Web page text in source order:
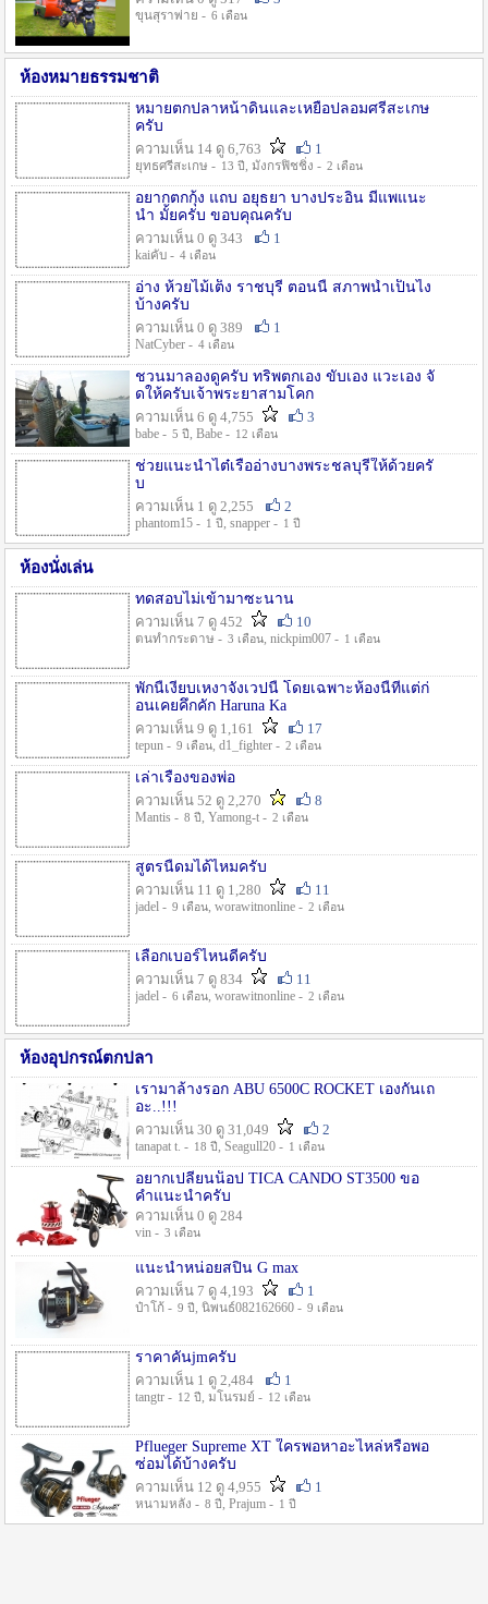
ขุนสุราพ่าย - 6 เดือน
ห้องหมายธรรมชาติ
หมายตกปลาหน้าดินและเหยื่อปลอมศรีสะเกษ
ครับ
ความเห็น 14 ดู 6,763
1
ยุทธศรีสะเกษ - 13 ปี , มังกรฟิชชิ่ง - 2 เดือน
อยากตกกุ้ง แถบ อยุธยา บางประอิน มีแพแนะ
นำ มั้ยครับ ขอบคุณครับ
ความเห็น 0 ดู 343
1
kaiคับ - 4 เดือน
อ่าง ห้วยไม้เต็ง ราชบุรี ตอนนี้ สภาพน้ำเป็นไง
บ้างครับ
ความเห็น 0 ดู 389
1
NatCyber - 4 เดือน
ชวนมาลองดูครับ ทริพตกเอง ขับเอง แวะเอง จั
ดให้ครับเจ้าพระยาสามโคก
ความเห็น 6 ดู 4,755
3
babe - 5 ปี , Babe - 12 เดือน
ช่วยแนะนำไต๋เรืออ่างบางพระชลบุรีให้ด้วยครั
บ
ความเห็น 1 ดู 2,255
2
phantom15 - 1 ปี , snapper - 1 ปี
ห้องนั่งเล่น
ทดสอบไม่เข้ามาซะนาน
ความเห็น 7 ดู 452
10
ตนทำกระดาษ - 3 เดือน, nickpim007 - 1 เดือน
พักนี้เงียบเหงาจังเวปนี้ โดยเฉพาะห้องนี้ที่แต่ก่
อนเคยคึกคัก Haruna Ka
ความเห็น 9 ดู 1,161
17
tepun - 9 เดือน, d1_fighter - 2 เดือน
เล่าเรื่องของพ่อ
ความเห็น 52 ดู 2,270
8
Mantis - 8 ปี , Yamong-t - 2 เดือน
สูตรนี้ดมได้ไหมครับ
ความเห็น 11 ดู 1,280
11
jadel - 9 เดือน, worawitnonline - 2 เดือน
เลือกเบอร์ไหนดีครับ
ความเห็น 7 ดู 834
11
jadel - 6 เดือน, worawitnonline - 2 เดือน
ห้องอุปกรณ์ตกปลา
เรามาล้างรอก ABU 6500C ROCKET เองกันเถ
อะ..!!!
ความเห็น 30 ดู 31,049
2
tanapat t. - 18 ปี , Seagull20 - 1 เดือน
อยากเปลี่ยนน็อป TICA CANDO ST3500 ขอ
คำแนะนำครับ
ความเห็น 0 ดู 284
vin - 3 เดือน
แนะนำหน่อยสปิน G max
ความเห็น 7 ดู 4,193
1
ป๋าโก้ - 9 ปี , นิพนธ์082162660 - 9 เดือน
ราคาคันjmครับ
ความเห็น 1 ดู 2,484
1
tangtr - 12 ปี , มโนรมย์ - 12 เดือน
Pflueger Supreme XT ใครพอหาอะไหล่หรือพอ
ซ่อมได้บ้างครับ
ความเห็น 12 ดู 4,955
1
หนามหลัง - 8 ปี , Prajum - 1 ปี